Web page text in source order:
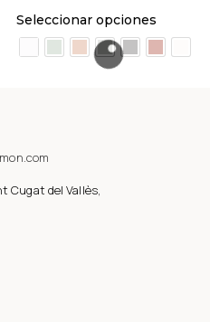
Seleccionar opciones
Cugat del Vallès,